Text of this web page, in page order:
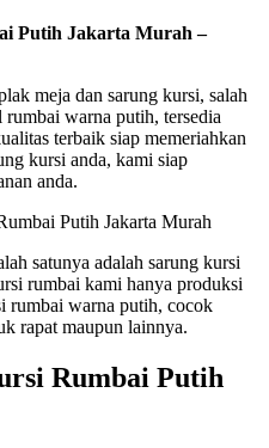
Putih Jakarta Murah –
meja dan sarung kursi, salah
warna putih, tersedia
terbaik siap memeriahkan
kursi anda, kami siap
anda.
satunya adalah sarung kursi
rumbai kami hanya produksi
rumbai warna putih, cocok
rapat maupun lainnya.
Rumbai Putih